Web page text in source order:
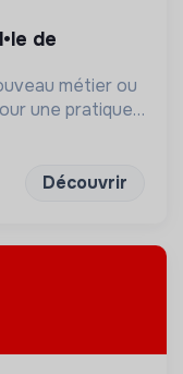
métier ou
une pratique
Découvrir